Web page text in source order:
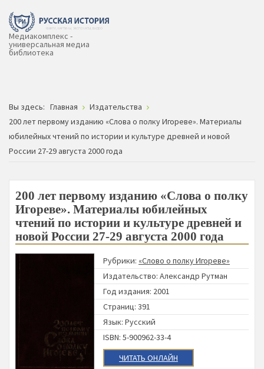
Медиакомплекс -
универсальная медиа
библиотека
Вы здесь: Главная
Издательства
200 лет первому изданию «Слова о полку Игореве». Материалы
юбилейных чтений по истории и культуре древней и новой
России 27-29 августа 2000 года
200 лет первому изданию «Слова о полку
Игореве». Материалы юбилейных
чтений по истории и культуре древней и
новой России 27-29 августа 2000 года
Рубрики: «Слово о полку Игореве»
Издательство: Александр Рутман
Год издания: 2001
Страниц: 391
Язык: Русский
ISBN: 5-900962-33-4
ЧИТАТЬ ОНЛАЙН